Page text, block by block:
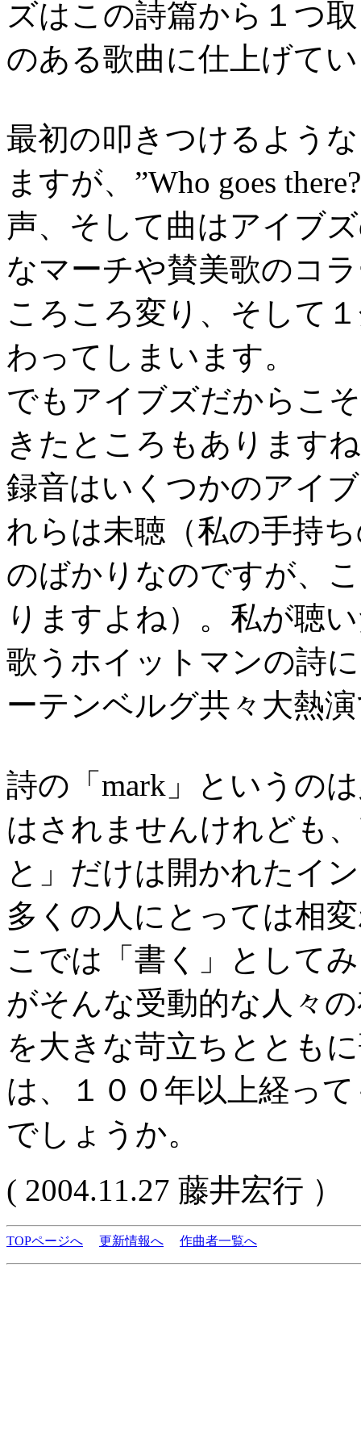
ズはこの詩篇から１つ
のある歌曲に仕上げて
最初の叩きつけるよう
ますが、”Who goes
声、そして曲はアイブ
なマーチや賛美歌のコ
ころころ変り、そして
わってしまいます。
でもアイブズだからこ
きたところもあります
録音はいくつかのアイ
れらは未聴（私の手持
のばかりなのですが、
りますよね）。私が聴
歌うホイットマンの詩
ーテンベルグ共々大熱
詩の「mark」というの
はされませんけれども
と」だけは開かれたイ
多くの人にとっては相
こでは「書く」として
がそんな受動的な人々
を大きな苛立ちととも
は、１００年以上経っ
でしょうか。
( 2004.11.27 藤井宏行 ）
TOPページへ 更新情報へ 作曲者一覧へ